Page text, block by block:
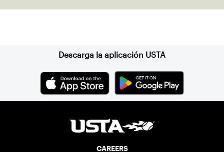
Descarga la aplicación USTA
CAREERS